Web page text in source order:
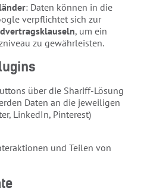
: Daten können in die
verpflichtet sich zur
, um ein
zu gewährleisten.
über die Shariff-Lösung
Daten an die jeweiligen
LinkedIn, Pinterest)
und Teilen von